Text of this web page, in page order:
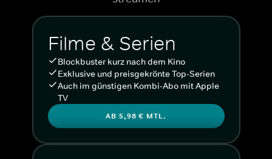
Filme & Serien
Blockbuster kurz nach dem Kino
Exklusive und preisgekrönte Top-Serien
Auch im günstigen Kombi-Abo mit Apple
TV
AB 5,98 € MTL.